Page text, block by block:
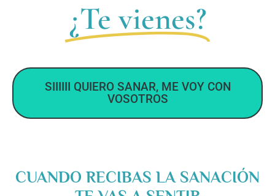
¿Te vienes?
SIIIIII QUIERO SANAR, ME VOY CON
VOSOTROS
CUANDO RECIBAS LA SANACIÓN